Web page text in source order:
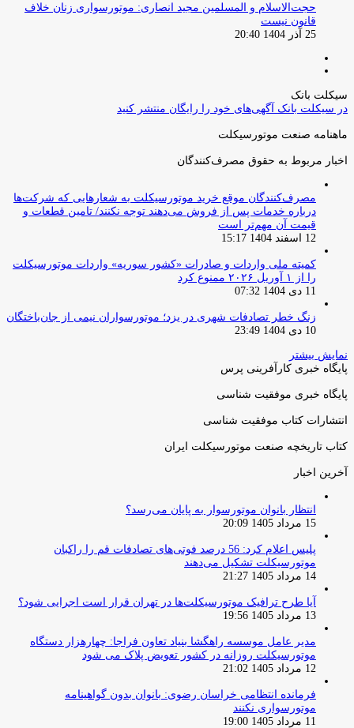
حجت‌الاسلام و المسلمین مجید انصاری: موتورسواری زنان خلاف
قانون نیست
25 آذر 1404 20:40
سیکلت بانک
در سیکلت بانک آگهی‌های خود را رایگان منتشر کنید
ماهنامه صنعت موتورسیکلت
اخبار مربوط به حقوق مصرف‌کنندگان
مصرف‌کنندگان موقع خرید موتورسیکلت به شعارهایی که شرکت‌ها
درباره خدمات پس از فروش می‌دهند توجه نکنند/ تامین قطعات و
قیمت آن مهم‌تر است
12 اسفند 1404 15:17
کمیته ملی واردات و صادرات «کشور سوریه» واردات موتورسیکلت
را از ۱ آوریل ۲۰۲۶ ممنوع کرد
11 دی 1404 07:32
زنگ خطر تصادفات شهری در یزد؛ موتورسواران نیمی از جان‌باختگان
10 دی 1404 23:49
نمایش بیشتر
پایگاه خبری کارآفرینی پرس
پایگاه خبری موفقیت شناسی
انتشارات کتاب موفقیت شناسی
کتاب تاریخچه صنعت موتورسیکلت ایران
آخرین اخبار
انتظار بانوان موتورسوار به پایان می‌رسد؟
15 مرداد 1405 20:09
پلیس اعلام کرد: 56 درصد فوتی‌های تصادفات قم را راکبان
موتورسیکلت تشکیل می‌دهند
14 مرداد 1405 21:27
آیا طرح ترافیک موتورسیکلت‌ها در تهران قرار است اجرایی شود؟
13 مرداد 1405 19:56
مدیر عامل موسسه راهگشا بنیاد تعاون فراجا: چهارهزار دستگاه
موتورسیکلت روزانه در کشور تعویض پلاک می شود
12 مرداد 1405 21:02
فرمانده انتظامی خراسان رضوی: بانوان بدون گواهینامه
موتورسواری نکنند
11 مرداد 1405 19:00